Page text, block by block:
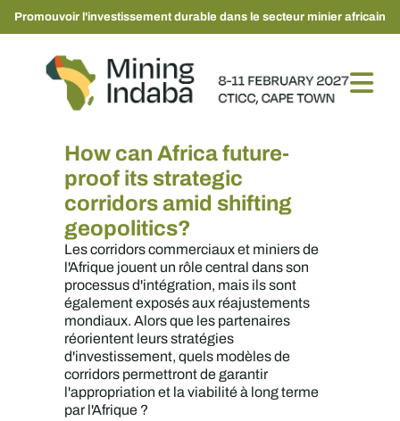
Promouvoir l'investissement durable dans le secteur minier africain
How can Africa future-
proof its strategic
corridors amid shifting
geopolitics?
Les corridors commerciaux et miniers de
l'Afrique jouent un rôle central dans son
processus d'intégration, mais ils sont
également exposés aux réajustements
mondiaux. Alors que les partenaires
réorientent leurs stratégies
d'investissement, quels modèles de
corridors permettront de garantir
l'appropriation et la viabilité à long terme
par l'Afrique ?